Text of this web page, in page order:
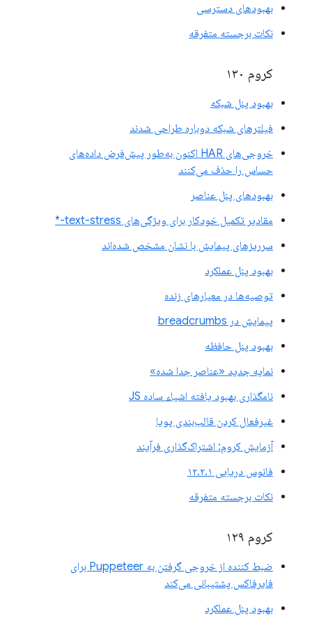
بهبودهای دسترسی
نکات برجسته متفرقه
کروم ۱۳۰
بهبود پنل شبکه
فیلترهای شبکه دوباره طراحی شدند
خروجی‌های HAR اکنون به‌طور پیش‌فرض داده‌های
حساس را حذف می‌کنند
بهبودهای پنل عناصر
مقادیر تکمیل خودکار برای ویژگی‌های text-stress-*
سرریزهای پیمایش با نشان مشخص شده‌اند
بهبود پنل عملکرد
توصیه‌ها در معیارهای زنده
پیمایش در breadcrumbs
بهبود پنل حافظه
نمایه جدید «عناصر جدا شده»
نامگذاری بهبود یافته اشیاء ساده JS
غیرفعال کردن قالب‌بندی پویا
آزمایش کروم: اشتراک‌گذاری فرآیند
فانوس دریایی ۱۲.۲.۱
نکات برجسته متفرقه
کروم ۱۲۹
ضبط کننده از خروجی گرفتن به Puppeteer برای
فایرفاکس پشتیبانی می‌کند
بهبود پنل عملکرد